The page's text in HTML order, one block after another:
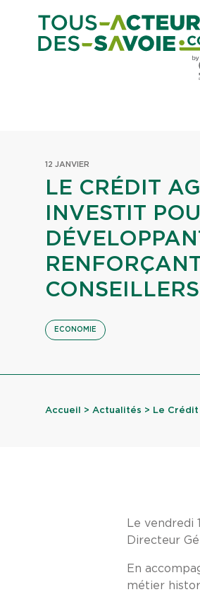
12 JANVIER
LE CRÉDIT
INVESTIT
CONSEILLERS
ECONOMIE
Accueil > Actualités > Le
Le vendredi
Directeur
En
métier